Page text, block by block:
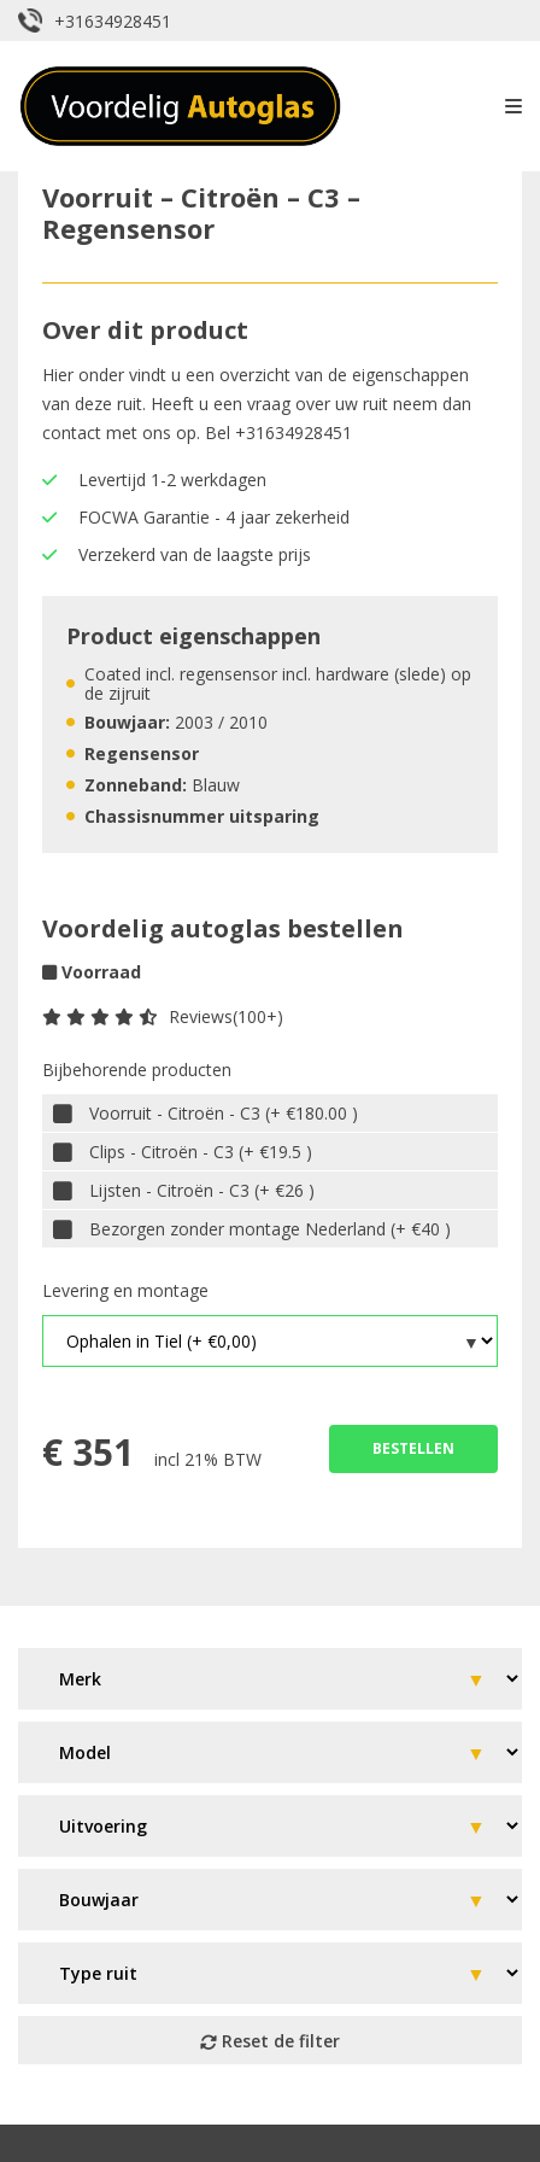
+31634928451
Voorruit – Citroën – C3 –
Regensensor
Over dit product
Hier onder vindt u een overzicht van de eigenschappen
van deze ruit. Heeft u een vraag over uw ruit neem dan
contact met ons op. Bel +31634928451
Levertijd 1-2 werkdagen
FOCWA Garantie - 4 jaar zekerheid
Verzekerd van de laagste prijs
Product eigenschappen
Coated incl. regensensor incl. hardware (slede) op
de zijruit
Bouwjaar: 2003 / 2010
Regensensor
Zonneband: Blauw
Chassisnummer uitsparing
Voordelig autoglas bestellen
Voorraad
Reviews(100+)
Bijbehorende producten
Voorruit - Citroën - C3 (+ €180.00 )
Clips - Citroën - C3 (+ €19.5 )
Lijsten - Citroën - C3 (+ €26 )
Bezorgen zonder montage Nederland (+ €40 )
Levering en montage
€ 351 incl 21% BTW BESTELLEN